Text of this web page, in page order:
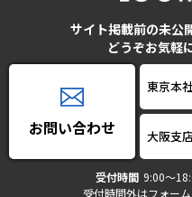
サイト掲載前の未公
どうぞお気軽
お問い合わせ
東京本
大阪支
受付時間 9:00〜
受付時間外はフォー